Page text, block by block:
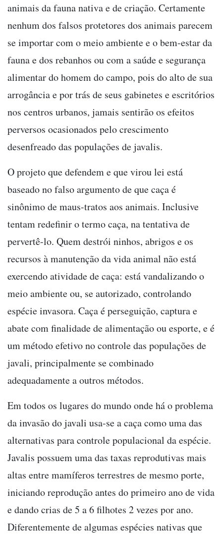
animais da fauna nativa e de criação. Certamente
nenhum dos falsos protetores dos animais parecem
se importar com o meio ambiente e o bem-estar da
fauna e dos rebanhos ou com a saúde e segurança
alimentar do homem do campo, pois do alto de sua
arrogância e por trás de seus gabinetes e escritórios
nos centros urbanos, jamais sentirão os efeitos
perversos ocasionados pelo crescimento
desenfreado das populações de javalis.
O projeto que defendem e que virou lei está
baseado no falso argumento de que caça é
sinônimo de maus-tratos aos animais. Inclusive
tentam redefinir o termo caça, na tentativa de
pervertê-lo. Quem destrói ninhos, abrigos e os
recursos à manutenção da vida animal não está
exercendo atividade de caça: está vandalizando o
meio ambiente ou, se autorizado, controlando
espécie invasora. Caça é perseguição, captura e
abate com finalidade de alimentação ou esporte, e é
um método efetivo no controle das populações de
javali, principalmente se combinado
adequadamente a outros métodos.
Em todos os lugares do mundo onde há o problema
da invasão do javali usa-se a caça como uma das
alternativas para controle populacional da espécie.
Javalis possuem uma das taxas reprodutivas mais
altas entre mamíferos terrestres de mesmo porte,
iniciando reprodução antes do primeiro ano de vida
e dando crias de 5 a 6 filhotes 2 vezes por ano.
Diferentemente de algumas espécies nativas que